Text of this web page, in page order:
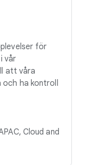
för
vår
att våra
ha kontroll
Cloud and